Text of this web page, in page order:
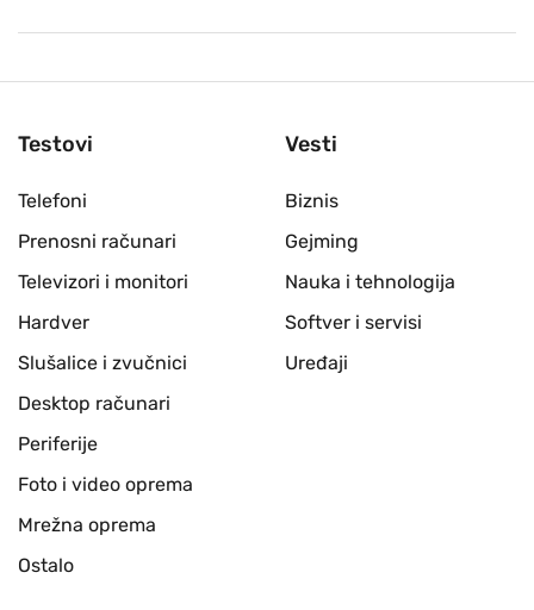
Testovi
Telefoni
Prenosni računari
Televizori i monitori
Hardver
Slušalice i zvučnici
Desktop računari
Periferije
Foto i video oprema
Mrežna oprema
Ostalo
Vesti
Biznis
Gejming
Nauka i tehnologija
Softver i servisi
Uređaji